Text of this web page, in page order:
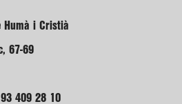
Humà i Cristià
67-69
409 28 10